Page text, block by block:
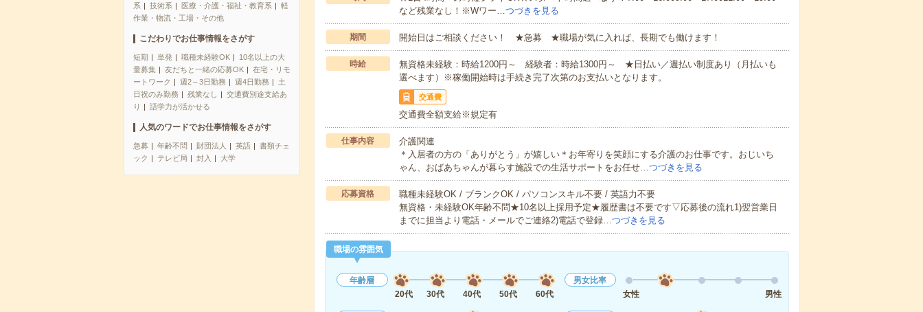
系
技術系 医療・介護・福祉・教育系
軽
作業・物流・工場・その他
こだわりでお仕事情報をさがす
短期 単発 職種未経験OK
10名以上の大
量募集
友だちと一緒の応募OK
在宅・リモ
ートワーク
週2～3日勤務 週4日勤務
土
日祝のみ勤務
残業なし
交通費別途支給あ
り
語学力が活かせる
人気のワードでお仕事情報をさがす
急募 年齢不問 財団法人 英語
書類チェ
ック
テレビ局 封入 大学
など残業なし！※Wワー…つづきを見る
期間 開始日はご相談ください！ ★急募 ★職場が気に入れば、長期でも働けます！
時給
無資格未経験：時給1200円～ 経験者：時給1300円～ ★日払い／週払い制度あり（月払いも
選べます）※稼働開始時は手続き完了次第のお支払いとなります。
交通費
交通費全額支給※規定有
仕事内容
介護関連
＊入居者の方の「ありがとう」が嬉しい＊お年寄りを笑顔にする介護のお仕事です。おじいち
ゃん、おばあちゃんが暮らす施設での生活サポートをお任せ…つづきを見る
応募資格
職種未経験OK / ブランクOK / パソコンスキル不要 / 英語力不要
無資格・未経験OK年齢不問★10名以上採用予定★履歴書は不要です▽応募後の流れ1)翌営業日
までに担当より電話・メールでご連絡2)電話で登録…つづきを見る
職場の雰囲気
年齢層
20代
30代 40代 50代 60代
男女比率
女性
男性